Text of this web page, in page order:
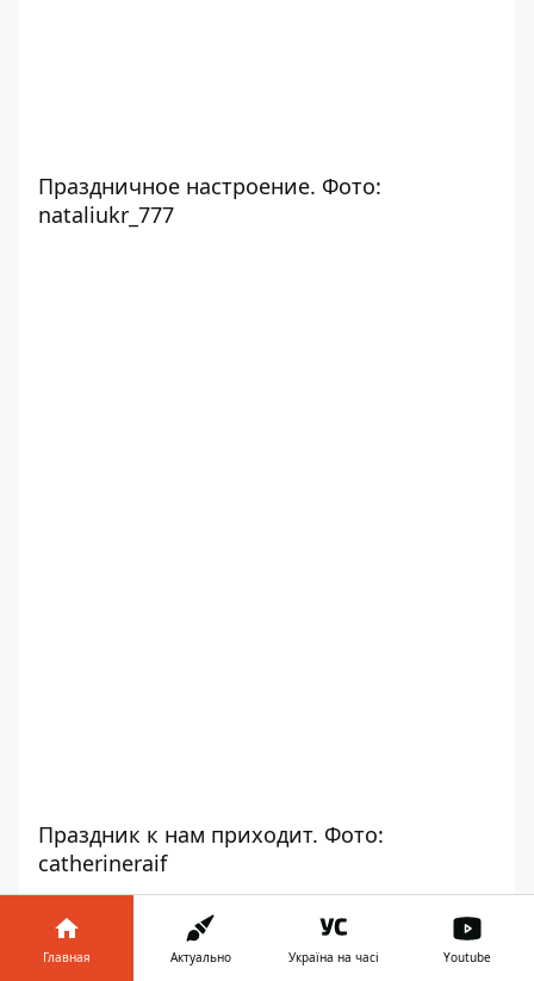
Праздничное настроение. Фото:
nataliukr_777
Праздник к нам приходит. Фото:
catherineraif
Главная Актуально Україна на часі Youtube